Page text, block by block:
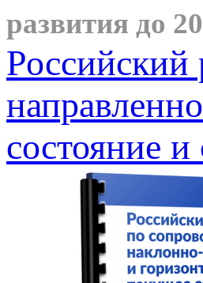
развития до
состояние и